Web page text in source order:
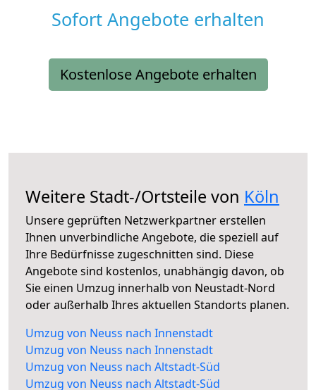
Sofort Angebote erhalten
Kostenlose Angebote erhalten
Weitere Stadt-/Ortsteile von Köln
Unsere geprüften Netzwerkpartner erstellen
Ihnen unverbindliche Angebote, die speziell auf
Ihre Bedürfnisse zugeschnitten sind. Diese
Angebote sind kostenlos, unabhängig davon, ob
Sie einen Umzug innerhalb von Neustadt-Nord
oder außerhalb Ihres aktuellen Standorts planen.
Umzug von Neuss nach Innenstadt
Umzug von Neuss nach Innenstadt
Umzug von Neuss nach Altstadt-Süd
Umzug von Neuss nach Altstadt-Süd